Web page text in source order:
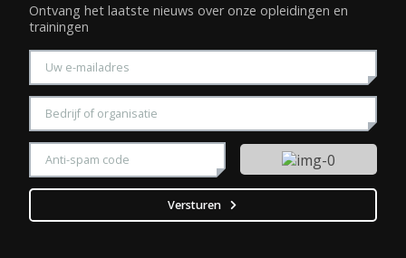
Ontvang het laatste nieuws over onze opleidingen en
trainingen
Voer uw e-mailadres in
Voer uw bedrijfsnaam in
Vul a.u.b. de getoonde CAPTCHA veiligheidscode in
Versturen